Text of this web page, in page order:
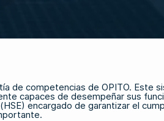
de competencias de OPITO. Este
capaces de desempeñar sus
encargado de garantizar el